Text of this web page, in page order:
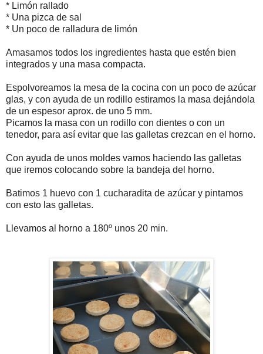
* Limón rallado
* Una pizca de sal
* Un poco de ralladura de limón
Amasamos todos los ingredientes hasta que estén bien
integrados y una masa compacta.
Espolvoreamos la mesa de la cocina con un poco de azúcar
glas, y con ayuda de un rodillo estiramos la masa dejándola
de un espesor aprox. de uno 5 mm.
Picamos la masa con un rodillo con dientes o con un
tenedor, para así evitar que las galletas crezcan en el horno.
Con ayuda de unos moldes vamos haciendo las galletas
que iremos colocando sobre la bandeja del horno.
Batimos 1 huevo con 1 cucharadita de azúcar y pintamos
con esto las galletas.
Llevamos al horno a 180º unos 20 min.